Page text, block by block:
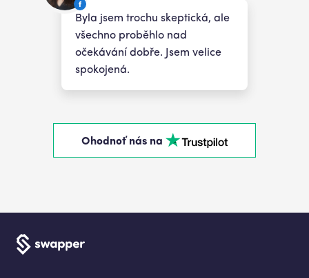
Byla jsem trochu skeptická, ale
všechno proběhlo nad
očekávání dobře. Jsem velice
spokojená.
Ohodnoť nás na